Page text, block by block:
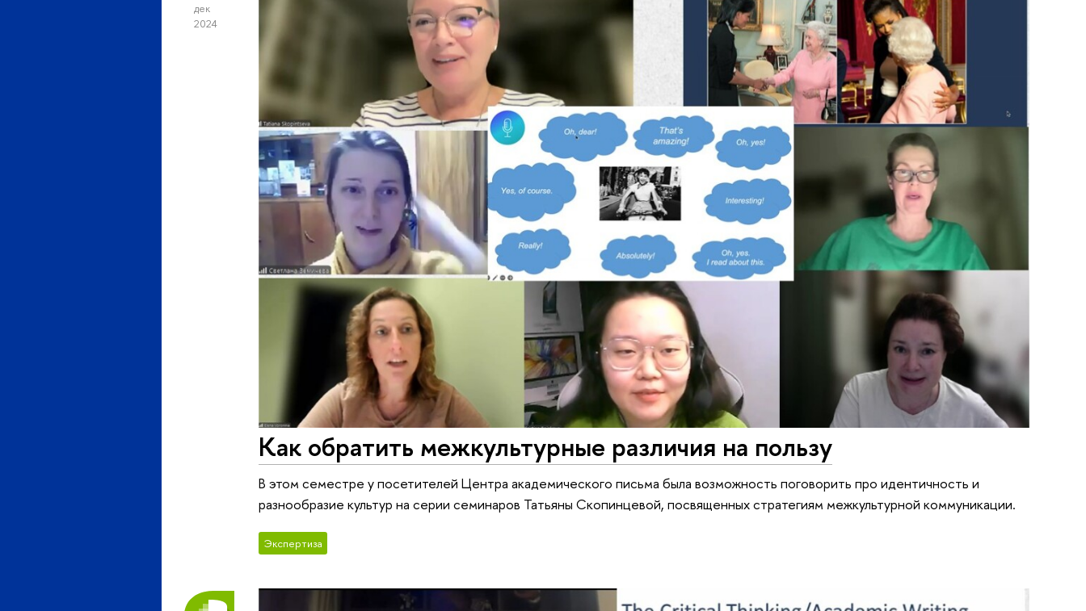
дек
2024
Как обратить межкультурные различия на пользу
В этом семестре у посетителей Центра академического письма была возможность поговорить про идентичность и
разнообразие культур на серии семинаров Татьяны Скопинцевой, посвященных стратегиям межкультурной коммуникации.
Экспертиза